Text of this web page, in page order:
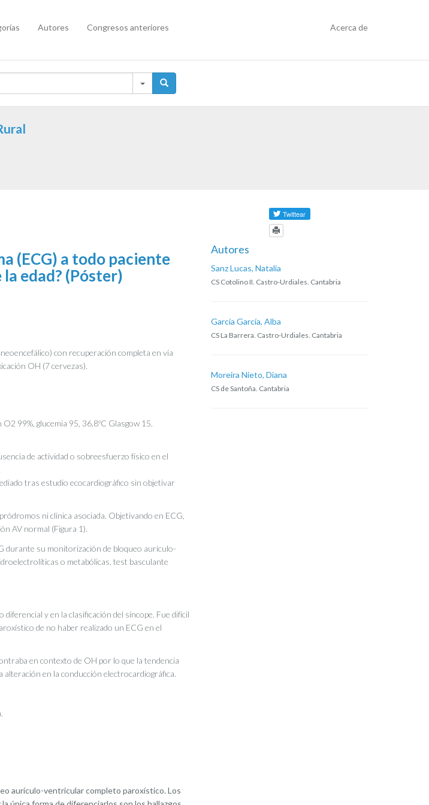
Autores Congresos anteriores Acerca de
(ECG) a todo paciente
edad? (Póster)
con recuperación completa en vía
OH (7 cervezas).
99%, glucemia 95, 36,8ºC Glasgow 15.
de actividad o sobreesfuerzo físico en el
tras estudio ecocardiográfico sin objetivar
ni clínica asociada. Objetivando en ECG,
AV normal (Figura 1).
durante su monitorización de bloqueo aurículo-
o metabólicas, test basculante
y en la clasificación del síncope. Fue difícil
de no haber realizado un ECG en el
en contexto de OH por lo que la tendencia
en la conducción electrocardiográfica.
aurículo-ventricular completo paroxístico. Los
Autores
Sanz Lucas, Natalia
CS Cotolino II. Castro-Urdiales. Cantabria
García García, Alba
CS La Barrera. Castro-Urdiales. Cantabria
Moreira Nieto, Diana
CS de Santoña. Cantabria